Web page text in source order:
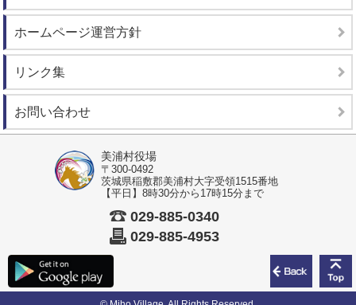
前の
ホームページ運営方針
リンク集
お問い合わせ
美浦村役場
〒300-0492
茨城県稲敷郡美浦村大字受領1515番地
【平日】8時30分から17時15分まで
029-885-0340
029-885-4953